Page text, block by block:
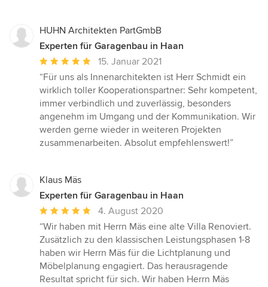
HUHN Architekten PartGmbB
Experten für Garagenbau in Haan
Durchschnittliche
Bewertung:
5
von
5
Sternen
15. Januar 2021
“Für uns als Innenarchitekten ist Herr Schmidt ein
wirklich toller Kooperationspartner: Sehr kompetent,
immer verbindlich und zuverlässig, besonders
angenehm im Umgang und der Kommunikation. Wir
werden gerne wieder in weiteren Projekten
zusammenarbeiten. Absolut empfehlenswert!”
Klaus Mäs
Experten für Garagenbau in Haan
Durchschnittliche
Bewertung:
5
von
5
Sternen
4. August 2020
“Wir haben mit Herrn Mäs eine alte Villa Renoviert.
Zusätzlich zu den klassischen Leistungsphasen 1-8
haben wir Herrn Mäs für die Lichtplanung und
Möbelplanung engagiert. Das herausragende
Resultat spricht für sich. Wir haben Herrn Mäs